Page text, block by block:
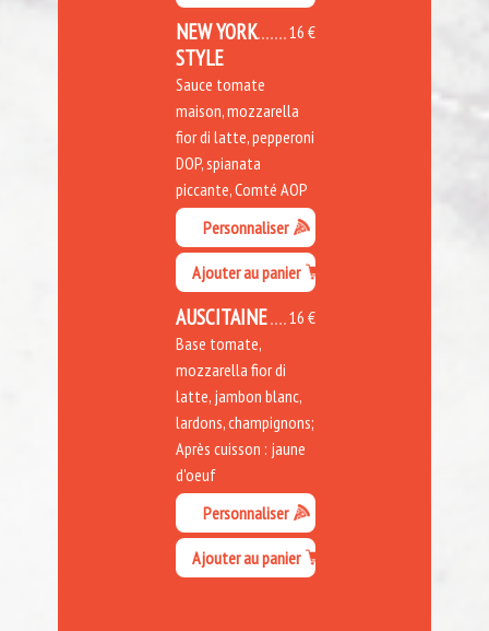
16 €
NEW YORK
STYLE
Sauce tomate
maison, mozzarella
fior di latte, pepperoni
DOP, spianata
piccante, Comté AOP
Personnaliser
Ajouter au panier
16 €
AUSCITAINE
Base tomate,
mozzarella fior di
latte, jambon blanc,
lardons, champignons;
Après cuisson : jaune
d'oeuf
Personnaliser
Ajouter au panier